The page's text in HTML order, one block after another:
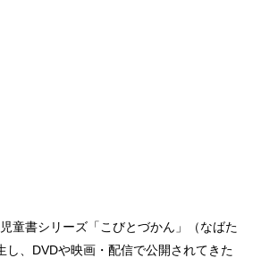
童書シリーズ「こびとづかん」（なばた
し、DVDや映画・配信で公開されてきた